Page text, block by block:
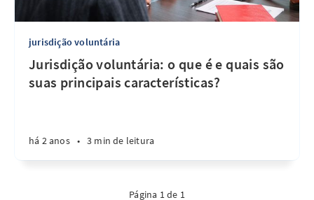
jurisdição voluntária
Jurisdição voluntária: o que é e quais são
suas principais características?
há 2 anos • 3 min de leitura
Página 1 de 1